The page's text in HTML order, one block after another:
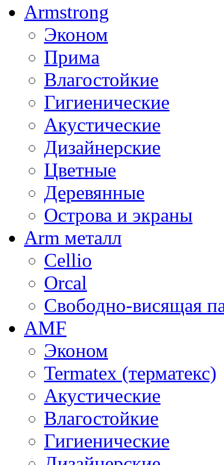
Armstrong
Эконом
Прима
Влагостойкие
Гигиенические
Акустические
Дизайнерские
Цветные
Деревянные
Острова и экраны
Arm металл
Cellio
Orcal
Свободно-висящая
AMF
Эконом
Termatex (терматекс)
Акустические
Влагостойкие
Гигиенические